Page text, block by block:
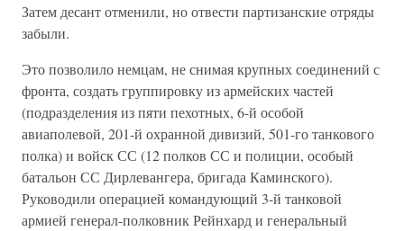
Затем десант отменили, но отвести партизанские отряды
забыли.
Это позволило немцам, не снимая крупных соединений с
фронта, создать группировку из армейских частей
(подразделения из пяти пехотных, 6-й особой
авиаполевой, 201-й охранной дивизий, 501-го танкового
полка) и войск СС (12 полков СС и полиции, особый
батальон СС Дирлевангера, бригада Каминского).
Руководили операцией командующий 3-й танковой
армией генерал-полковник Рейнхард и генеральный